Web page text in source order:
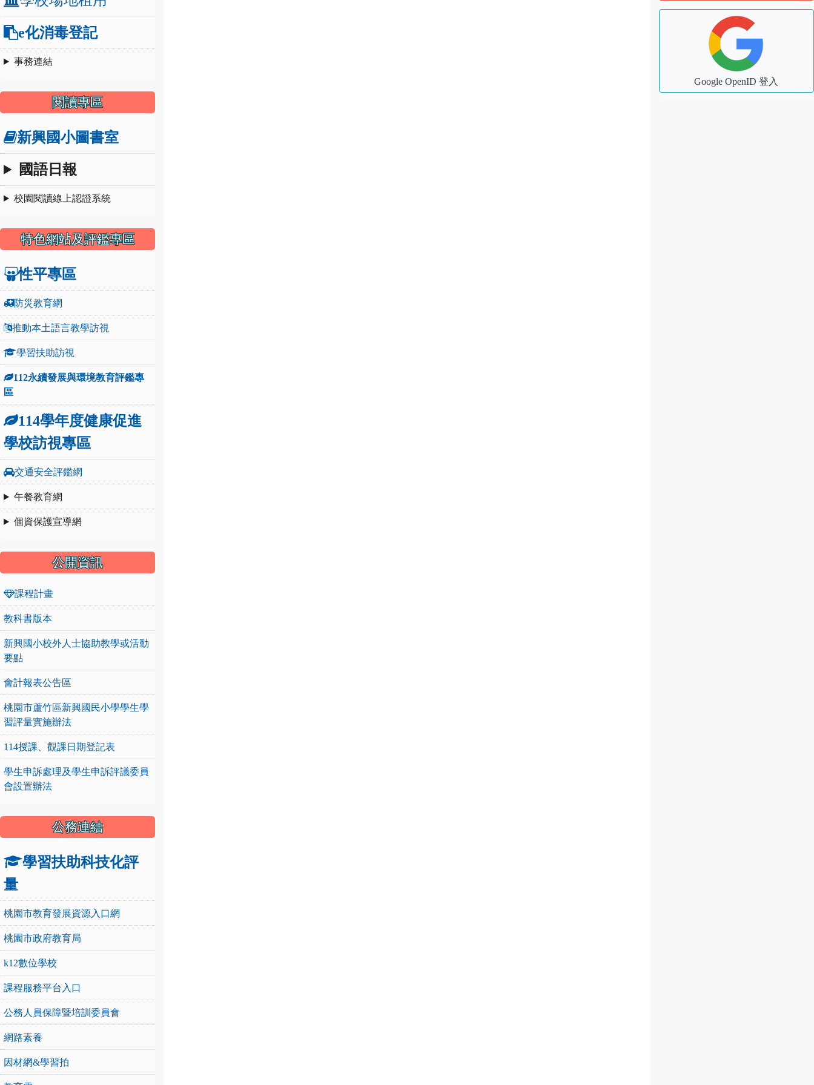
e化消毒登記
事務連結
閱讀專區
新興國小圖書室
國語日報
校園閱讀線上認證系統
特色網站及評鑑專區
性平專區
防災教育網
推動本土語言教學訪視
學習扶助訪視
112永續發展與環境教育評鑑專
區
114學年度健康促進
學校訪視專區
交通安全評鑑網
午餐教育網
個資保護宣導網
公開資訊
課程計畫
教科書版本
新興國小校外人士協助教學或活動
要點
會計報表公告區
桃園市蘆竹區新興國民小學學生學
習評量實施辦法
114授課、觀課日期登記表
學生申訴處理及學生申訴評議委員
會設置辦法
公務連結
學習扶助科技化評
量
桃園市教育發展資源入口網
桃園市政府教育局
k12數位學校
課程服務平台入口
公務人員保障暨培訓委員會
網路素養
因材網&學習拍
Google OpenID 登入